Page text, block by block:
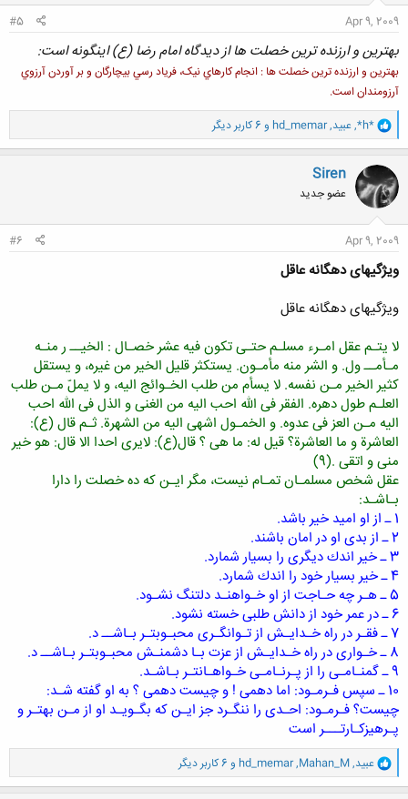
Apr 9, 2009
#5
بهترین و ارزنده ترین خصلت ها از دیدگاه امام رضا (ع) اینگونه است:
بهترين و ارزنده ترين خصلت ها : انجام کارهاي نيک، فرياد رسي بيچارگان و بر آوردن آرزوي
آرزومندان است.
و
ا
ک
ن
ش
ه
ا
*h*
,عبید,
hd_memar و 6 کاربر دیگر
Siren
عضو جدید
Apr 9, 2009
#6
ويژگيهاى دهگانه عاقل
ويژگيهاى دهگانه عاقل
لا يتـم عقل امـرء مسلـم حتـى تكون فيه عشر خصـال : الخيــ ر منـه
مـأمــ ول. و الشر منه مأمـون. يستكثر قليل الخير من غيره، و يستقل
كثير الخير مـن نفسه. لا يسأم من طلب الخـوائج اليه، و لا يملّ مـن طلب
العلـم طول دهره. الفقر فى الله احب اليه من الغنى و الذل فى الله احب
اليه مـن العز فى عدوه. و الخمـول اشهى اليه من الشهرة. ثـم قال (ع):
العاشرة و ما العاشرة؟ قيل له: ما هى ؟ قال(ع): لايرى احدا الا قال: هو خير
منى و اتقى .(9)
عقل شخص مسلمـان تمـام نيست، مگر ايـن كه ده خصلت را دارا
بـاشـد:
1 ـ از او اميد خير باشد.
2 ـ از بدى او در امان باشند.
3 ـ خير اندك ديگرى را بسيار شمارد.
4 ـ خير بسيار خود را اندك شمارد.
5 ـ هـر چه حـاجت از او خـواهنـد دلتنگ نشـود.
6 ـ در عمر خود از دانش طلبى خسته نشود.
7 ـ فقـر در راه خـدايـش از تـوانگـرى محبـوبتـر بـاشــ د.
8 ـ خـوارى در راه خـدايـش از عزت بـا دشمنـش محبـوبتـر بـاشــ د.
9 ـ گمنـامـى را از پـرنـامـى خـواهـانتـر بـاشـد.
10 ـ سپس فـرمـود: اما دهمى ! و چيست دهمى ؟ به او گفته شـد:
چيست؟ فـرمـود: احـدى را ننگـرد جز ايـن كه بگـويـد او از مـن بهتـر و
پـرهيزكـارتـــر است
و
ا
ک
عبید,
Mahan_M
,
hd_memar و 6 کاربر دیگر